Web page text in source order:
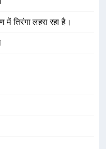
में तिरंगा लहरा रहा है।